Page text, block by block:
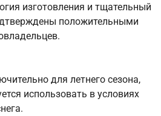
изготовления и тщательный
положительными
для летнего сезона,
использовать в условиях